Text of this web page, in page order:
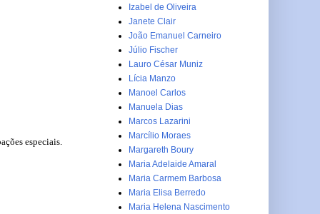
especiais.
Izabel de Oliveira
Janete Clair
João Emanuel Carneiro
Júlio Fischer
Lauro César Muniz
Lícia Manzo
Manoel Carlos
Manuela Dias
Marcos Lazarini
Marcílio Moraes
Margareth Boury
Maria Adelaide Amaral
Maria Carmem Barbosa
Maria Elisa Berredo
Maria Helena Nascimento